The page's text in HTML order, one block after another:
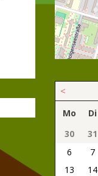
<
Mo Di
30
31
6
7
13
14